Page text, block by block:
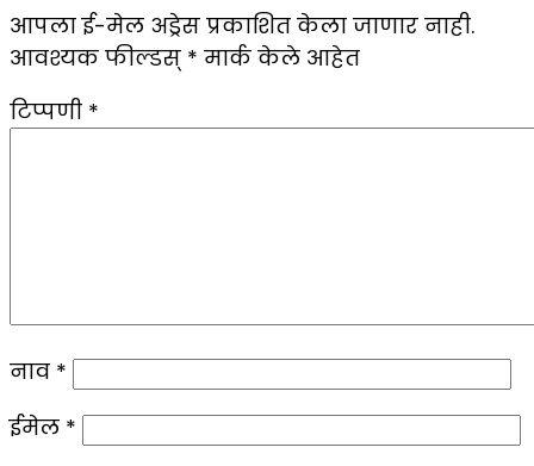
आपला ई-मेल अड्रेस प्रकाशित केला जाणार नाही.
आवश्यक फील्डस् * मार्क केले आहेत
टिप्पणी *
नाव *
ईमेल *